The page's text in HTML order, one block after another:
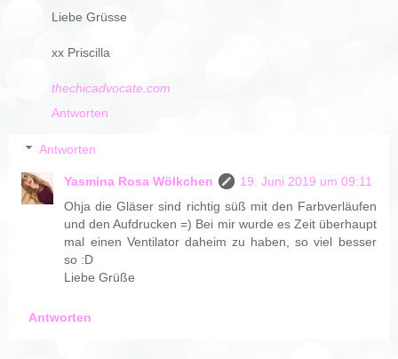
Liebe Grüsse
xx Priscilla
thechicadvocate.com
Antworten
Antworten
Yasmina Rosa Wölkchen
19. Juni 2019 um 09:11
Ohja die Gläser sind richtig süß mit den Farbverläufen
und den Aufdrucken =) Bei mir wurde es Zeit überhaupt
mal einen Ventilator daheim zu haben, so viel besser
so :D
Liebe Grüße
Antworten